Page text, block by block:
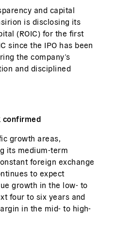
and capital
is disclosing its
(ROIC) for the first
since the IPO has been
the company’s
and disciplined
confirmed
growth areas,
its medium-term
foreign exchange
to expect
growth in the low- to
four to six years and
in the mid- to high-